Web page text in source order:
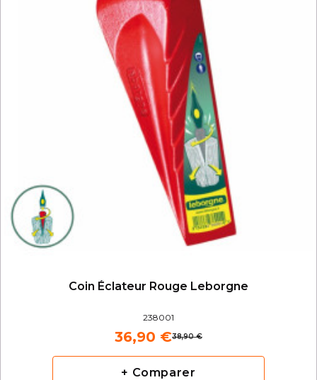
Coin Éclateur Rouge Leborgne
238001
38,90 €
36,90 €
+ Comparer